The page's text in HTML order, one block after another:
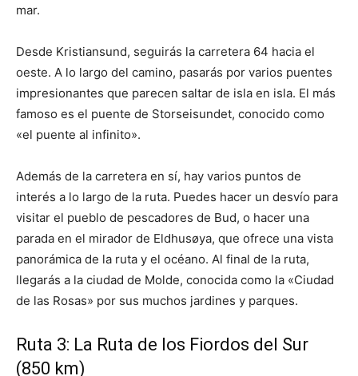
mar.
Desde Kristiansund, seguirás la carretera 64 hacia el
oeste. A lo largo del camino, pasarás por varios puentes
impresionantes que parecen saltar de isla en isla. El más
famoso es el puente de Storseisundet, conocido como
«el puente al infinito».
Además de la carretera en sí, hay varios puntos de
interés a lo largo de la ruta. Puedes hacer un desvío para
visitar el pueblo de pescadores de Bud, o hacer una
parada en el mirador de Eldhusøya, que ofrece una vista
panorámica de la ruta y el océano. Al final de la ruta,
llegarás a la ciudad de Molde, conocida como la «Ciudad
de las Rosas» por sus muchos jardines y parques.
Ruta 3: La Ruta de los Fiordos del Sur
(850 km)